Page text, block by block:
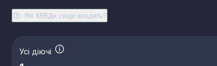
Які КВЕДи сюди входять?
Усі діючі
23.44 Виробництво інших керамічних виробів
призначення
23.51 Виробництво цементу